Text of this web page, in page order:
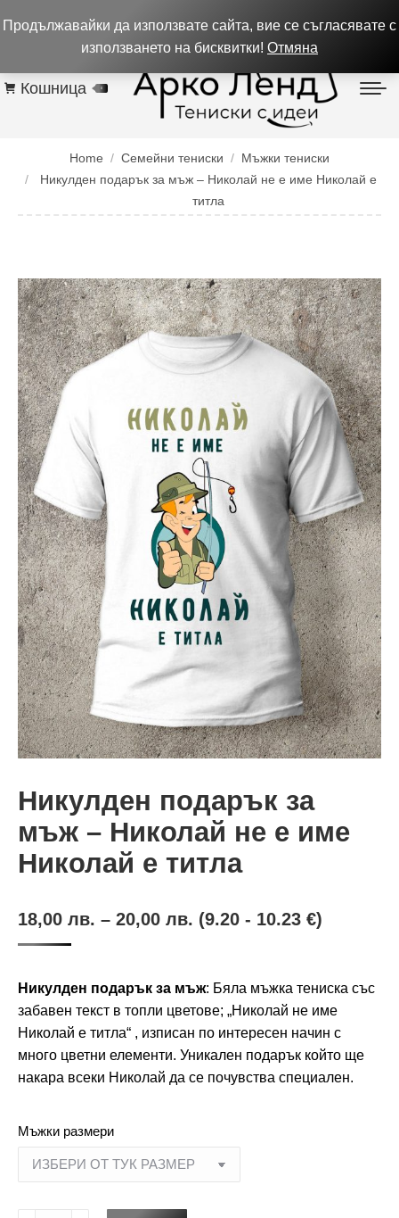
Контакти
Кошница
Home Семейни тениски
Мъжки тениски
Никулден подарък за мъж – Николай не е име Николай е
титла
Никулден подарък за
мъж – Николай не е име
Николай е титла
18,00 лв. – 20,00 лв. (9.20 - 10.23 €)
Никулден подарък за мъж: Бяла мъжка тениска със
забавен текст в топли цветове; „Николай не име
Николай е титла“ , изписан по интересен начин с
много цветни елементи. Уникален подарък който ще
накара всеки Николай да се почувства специален.
Мъжки размери
Продължавайки да използвате сайта, вие се съгласявате с
използването на бисквитки! Отмяна